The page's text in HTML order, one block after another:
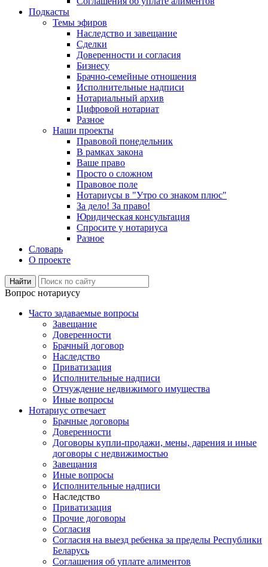
Подкасты
Темы эфиров
Наследство и завещание
Сделки
Доверенности и согласия
Бизнесу
Брачно-семейные отношения
Исполнительные надписи
Нотариальный архив
Цифровой нотариат
Разное
Наши проекты
Правовой понедельник
В рамках закона
Ваше право
Просто о сложном
Правовое поле
Нотариусы в "Утро со знаком плюс"
За дело! За право!
Юридическая консультация
Спросите у нотариуса
Разное
Словарь
О проекте
Вопрос нотариусу
Часто задаваемые вопросы
Завещание
Доверенности
Брачный договор
Наследство
Приватизация
Исполнительные надписи
Отчуждение недвижимого имущества
Иные вопросы
Нотариус отвечает
Брачные договоры
Доверенности
Договоры купли-продажи, мены, дарения и иные
договоры с недвижимостью
Завещания
Иные вопросы
Исполнительные надписи
Наследство
Приватизация
Прочие договоры
Согласия
Согласия на выезд ребенка за пределы Республики
Беларусь
Соглашения об уплате алиментов